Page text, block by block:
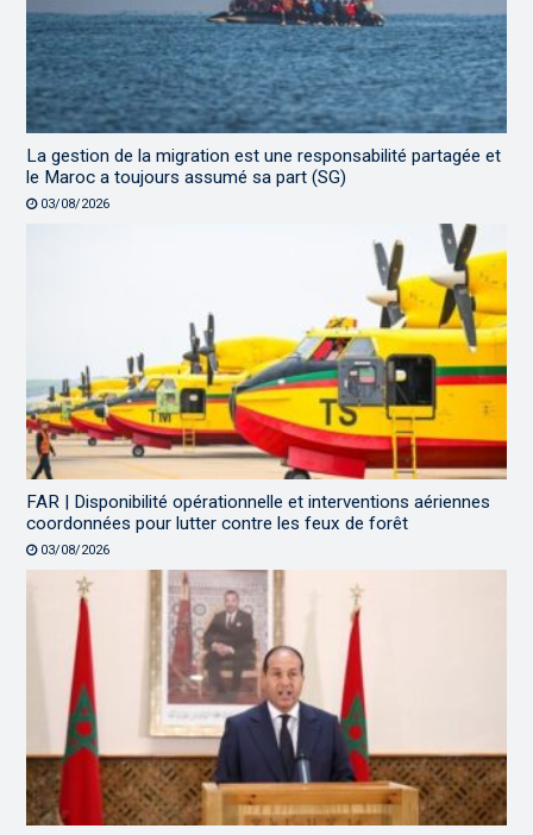
La gestion de la migration est une responsabilité partagée et
le Maroc a toujours assumé sa part (SG)
03/08/2026
FAR | Disponibilité opérationnelle et interventions aériennes
coordonnées pour lutter contre les feux de forêt
03/08/2026